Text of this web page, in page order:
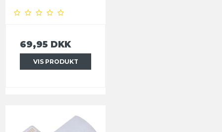
69,95 DKK
VIS PRODUKT